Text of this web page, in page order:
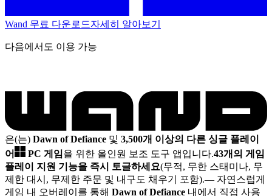
Wand 무료 다운로드자세히 알아보기
다음에서도 이용 가능
은(는) Dawn of Defiance 및 3,500개 이상의 다른 싱글 플레이
어
PC 게임을 위한 올인원 보조 도구 앱입니다.43개의 게임
플레이 지원 기능을 즉시 토글하세요(무적, 무한 스태미나, 무
제한 대시, 무제한 주문 및 내구도 채우기 포함).— 자연스럽게
게임 내 오버레이를 통해 Dawn of Defiance 내에서 직접 사용